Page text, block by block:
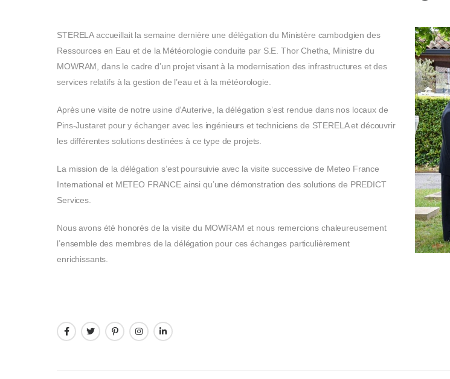
STERELA accueillait la semaine dernière une délégation du Ministère cambodgien des
Ressources en Eau et de la Météorologie conduite par S.E. Thor Chetha, Ministre du
MOWRAM, dans le cadre d’un projet visant à la modernisation des infrastructures et des
services relatifs à la gestion de l’eau et à la météorologie.
Après une visite de notre usine d’Auterive, la délégation s’est rendue dans nos locaux de
Pins-Justaret pour y échanger avec les ingénieurs et techniciens de STERELA et découvrir
les différentes solutions destinées à ce type de projets.
La mission de la délégation s’est poursuivie avec la visite successive de Meteo France
International et METEO FRANCE ainsi qu’une démonstration des solutions de PREDICT
Services.
Nous avons été honorés de la visite du MOWRAM et nous remercions chaleureusement
l’ensemble des membres de la délégation pour ces échanges particulièrement
enrichissants.